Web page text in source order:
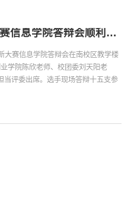
2026中国国际大学生创新大赛信息学院答辩会顺利举行
大赛信息学院答辩会在南校区教学楼
学院陈欣老师、校团委刘天阳老
当评委出席。选手现场答辩十五支参
现了对智能技术的钻研热情与开拓